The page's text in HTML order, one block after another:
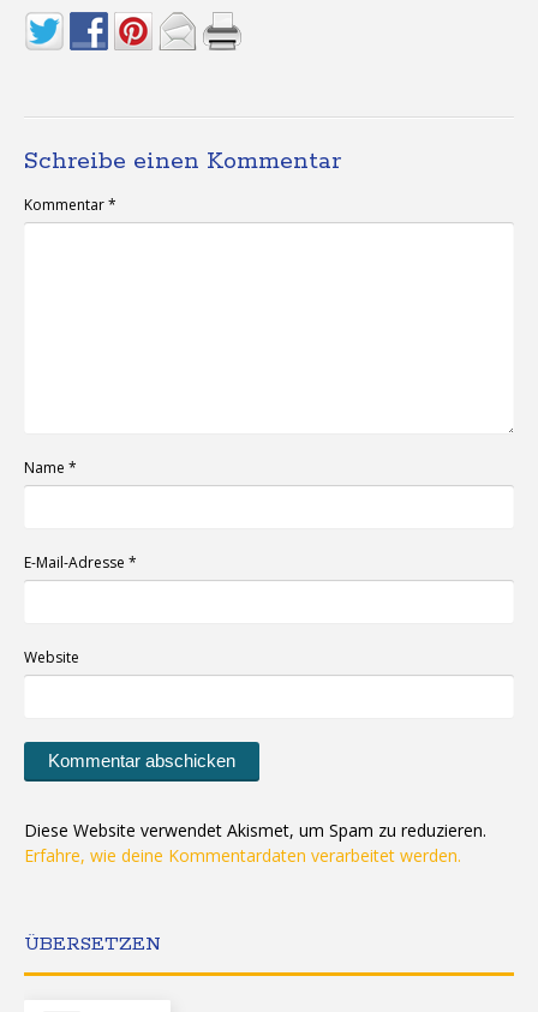
Schreibe einen Kommentar
Kommentar*
Name *
E-Mail-Adresse *
Website
Diese Website verwendet Akismet, um Spam zu reduzieren.
Erfahre, wie deine Kommentardaten verarbeitet werden.
ÜBERSETZEN